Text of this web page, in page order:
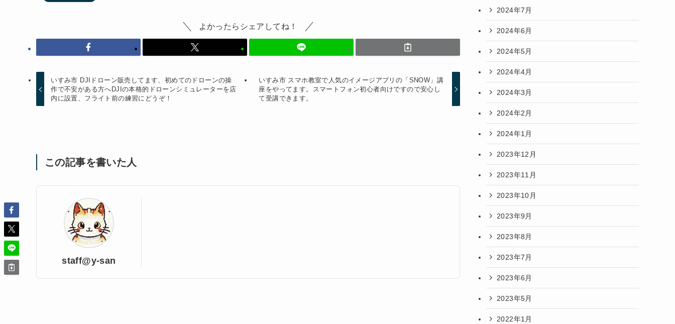
よかったらシェアしてね！
いすみ市 DJIドローン販売してます、初めてのドローンの操
作で不安がある方へDJIの本格的ドローンシミュレーターを店
内に設置、フライト前の練習にどうぞ！
いすみ市 スマホ教室で人気のイメージアプリの「SNOW」講
座をやってます。スマートフォン初心者向けですので安心し
て受講できます。
この記事を書いた人
staff@y-san
2024年7月
2024年6月
2024年5月
2024年4月
2024年3月
2024年2月
2024年1月
2023年12月
2023年11月
2023年10月
2023年9月
2023年8月
2023年7月
2023年6月
2023年5月
2022年1月